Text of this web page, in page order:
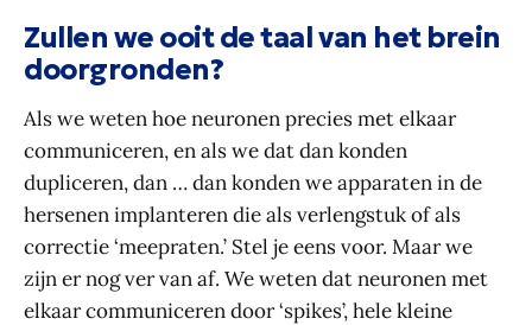
Zullen we ooit de taal van het brein
doorgronden?
Als we weten hoe neuronen precies met elkaar
communiceren, en als we dat dan konden
dupliceren, dan … dan konden we apparaten in de
hersenen implanteren die als verlengstuk of als
correctie ‘meepraten.’ Stel je eens voor. Maar we
zijn er nog ver van af. We weten dat neuronen met
elkaar communiceren door ‘spikes’, hele kleine